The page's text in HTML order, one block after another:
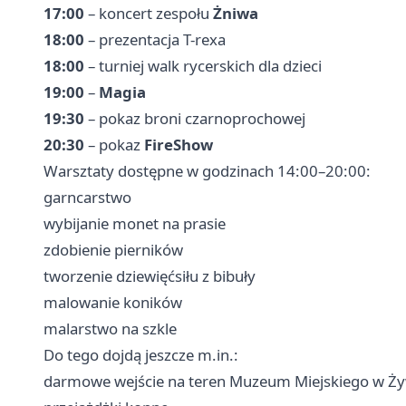
17:00 – koncert zespołu Żniwa
18:00 – prezentacja T-rexa
18:00 – turniej walk rycerskich dla dzieci
19:00 – Magia
19:30 – pokaz broni czarnoprochowej
20:30 – pokaz FireShow
Warsztaty dostępne w godzinach 14:00–20:00:
garncarstwo
wybijanie monet na prasie
zdobienie pierników
tworzenie dziewięćsiłu z bibuły
malowanie koników
malarstwo na szkle
Do tego dojdą jeszcze m.in.:
darmowe wejście na teren Muzeum Miejskiego w